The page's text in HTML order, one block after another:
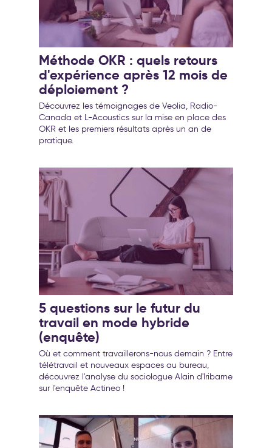
Méthode OKR : quels retours
d'expérience après 12 mois de
déploiement ?
Découvrez les témoignages de Veolia, Radio-
Canada et L-Acoustics sur la mise en place des
OKR et les premiers résultats après un an de
pratique.
5 questions sur le futur du
travail en mode hybride
(enquête)
Où et comment travaillerons-nous demain ? Entre
télétravail et nouveaux espaces au bureau,
découvrez l'analyse du sociologue Alain d'Iribarne
sur l'enquête Actineo !